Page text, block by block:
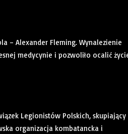
– Alexander Fleming. Wynalezienie
medycynie i pozwoliło ocalić
Legionistów Polskich, skupiający
organizacja kombatancka i